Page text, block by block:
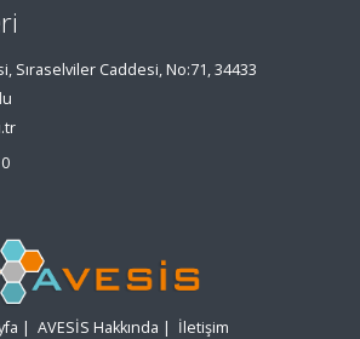
Sıraselviler Caddesi, No:71, 34433
| AVESİS Hakkında | İletişim